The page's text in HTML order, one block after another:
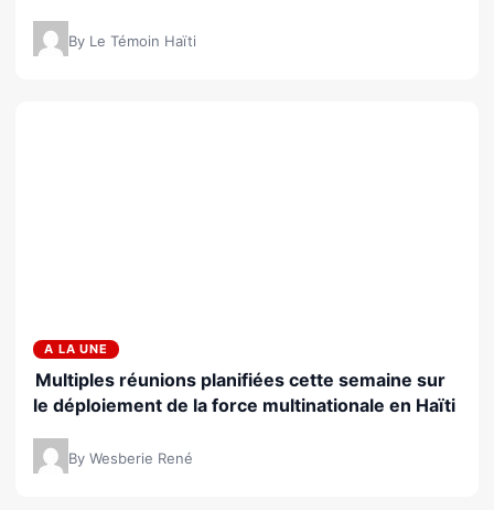
By Le Témoin Haïti
A LA UNE
Multiples réunions planifiées cette semaine sur
le déploiement de la force multinationale en Haïti
By Wesberie René